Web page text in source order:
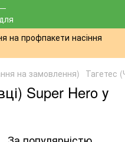
на профпакети насіння
на замовлення) Тагетес
Super Hero у